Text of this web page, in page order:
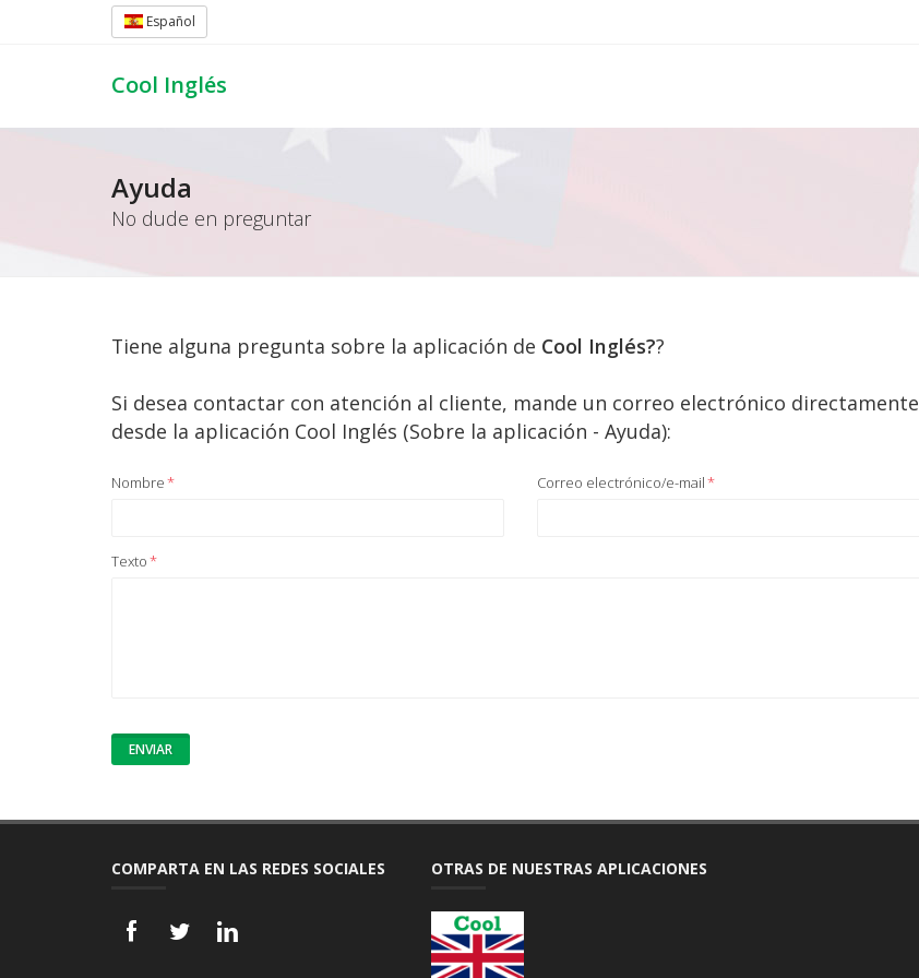
Español
Cool Inglés
Ayuda
No dude en preguntar
Tiene alguna pregunta sobre la aplicación de Cool Inglés??
Si desea contactar con atención al cliente, mande un correo electrónico directamente
desde la aplicación Cool Inglés (Sobre la aplicación - Ayuda):
Nombre* Correo electrónico/e-mail*
Texto*
COMPARTA EN LAS REDES SOCIALES OTRAS DE NUESTRAS APLICACIONES